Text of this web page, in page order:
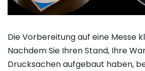
Die Vorbereitung auf eine Messe
Nachdem Sie Ihren Stand, Ihre
Drucksachen aufgebaut haben,